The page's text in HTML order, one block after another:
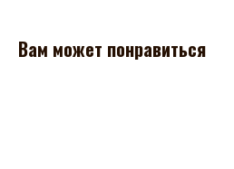
Вам может понравиться